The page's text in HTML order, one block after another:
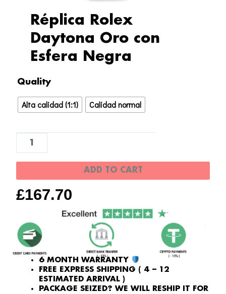
Réplica Rolex
Daytona Oro con
Esfera Negra
£167.70
Quality
Alta calidad (1:1) Calidad normal
Réplica
Daytona
con
Esfera
Negra
quantity
ADD TO CART
6 MONTH WARRANTY
FREE EXPRESS SHIPPING ( 4 – 12
ESTIMATED ARRIVAL )
PACKAGE SEIZED? WE WILL RESHIP IT FOR